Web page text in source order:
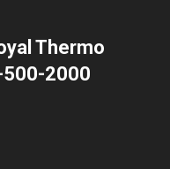
Thermo
500-2000